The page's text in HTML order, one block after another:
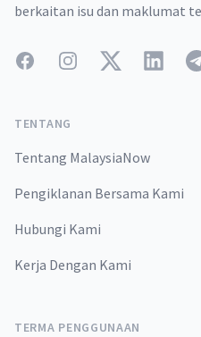
berkaitan isu dan maklumat
FacebookInstagramTwitterLinkedIn
TENTANG
Tentang MalaysiaNow
Pengiklanan Bersama Kami
Hubungi Kami
Kerja Dengan Kami
TERMA PENGGUNAAN